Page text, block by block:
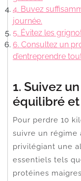
4. Buvez
journée.
5. Évitez les
6. Consultez un
d’entreprendre
1. Suivez
équilibré et
Pour perdre 10
suivre un régime
privilégiant une
essentiels tels
protéines